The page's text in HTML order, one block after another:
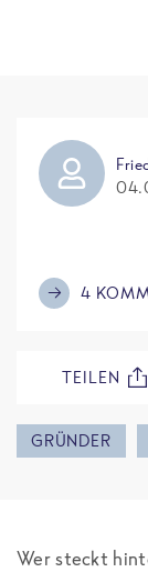
4
TEILEN
GRÜNDER
Wer steckt